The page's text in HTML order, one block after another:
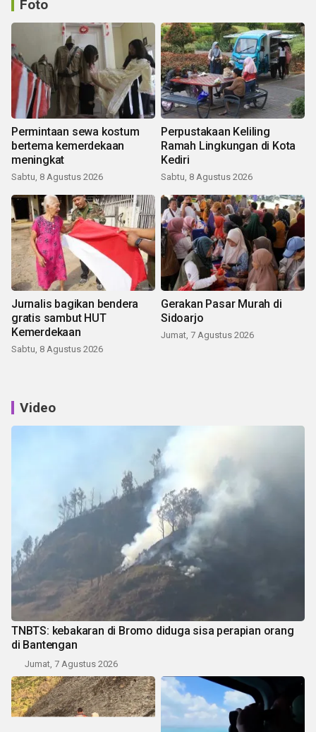
Foto
Permintaan sewa kostum
bertema kemerdekaan
meningkat
Sabtu, 8 Agustus 2026
Perpustakaan Keliling
Ramah Lingkungan di Kota
Kediri
Sabtu, 8 Agustus 2026
Jurnalis bagikan bendera
gratis sambut HUT
Kemerdekaan
Sabtu, 8 Agustus 2026
Gerakan Pasar Murah di
Sidoarjo
Jumat, 7 Agustus 2026
Video
TNBTS: kebakaran di Bromo diduga sisa perapian orang
di Bantengan
Jumat, 7 Agustus 2026